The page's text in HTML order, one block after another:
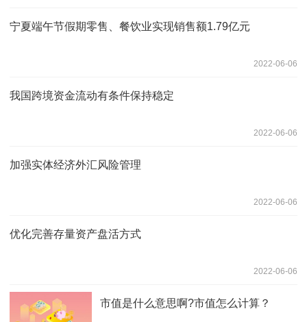
宁夏端午节假期零售、餐饮业实现销售额1.79亿元
2022-06-06
我国跨境资金流动有条件保持稳定
2022-06-06
加强实体经济外汇风险管理
2022-06-06
优化完善存量资产盘活方式
2022-06-06
市值是什么意思啊?市值怎么计算？